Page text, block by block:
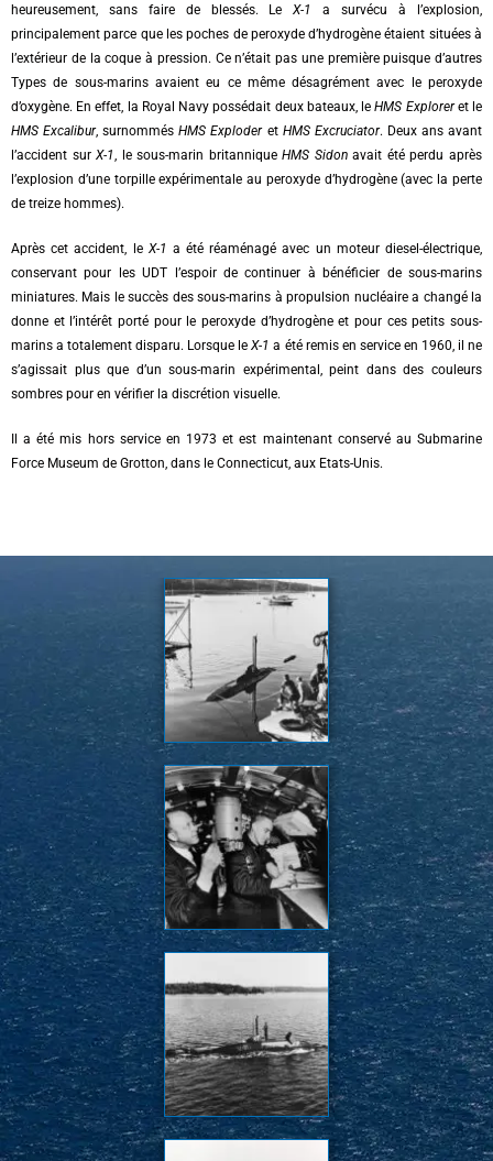
heureusement, sans faire de blessés. LeX-1
a survécu à l’explosion,
principalement parce que les poches de peroxyde d’hydrogène étaient situées à
l’extérieur de la coque à pression. Ce n’était pas une première puisque d’autres
Types de sous-marins avaient eu ce même désagrément avec le peroxyde
d’oxygène. En effet, la Royal Navy possédait deux bateaux, leHMS Exploreret le
HMS Excalibur, surnommésHMS Exploderet HMS Excruciator. Deux ans avant
l’accident surX-1, le sous-marin britanniqueHMS Sidonavait été perdu après
l’explosion d’une torpille expérimentale au peroxyde d’hydrogène (avec la perte
de treize hommes).
Après cet accident, le X-1 a été réaménagé avec un moteur diesel-électrique,
conservant pour les UDT l’espoir de continuer à bénéficier de sous-marins
miniatures. Mais le succès des sous-marins à propulsion nucléaire a changé la
donne et l’intérêt porté pour le peroxyde d’hydrogène et pour ces petits sous-
marins a totalement disparu. Lorsque leX-1 a été remis en service en 1960, il ne
s’agissait plus que d’un sous-marin expérimental, peint dans des couleurs
sombres pour en vérifier la discrétion visuelle.
Il a été mis hors service en 1973 et est maintenant conservé au Submarine
Force Museum de Grotton, dans le Connecticut, aux Etats-Unis.